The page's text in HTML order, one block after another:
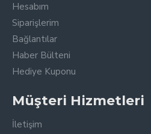
Hesabım
Siparişlerim
Bağlantılar
Haber Bülteni
Hediye Kuponu
Müşteri Hizmetleri
İletişim